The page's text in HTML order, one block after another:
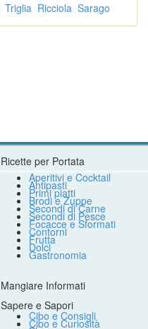
Triglia Ricciola Sarago
Ricette per Portata
Aperitivi e Cocktail
Antipasti
Primi piatti
Brodi e Zuppe
Secondi di Carne
Secondi di Pesce
Focacce e Sformati
Contorni
Frutta
Dolci
Gastronomia
Mangiare Informati
Sapere e Sapori
Cibo e Consigli
Cibo e Curiosità